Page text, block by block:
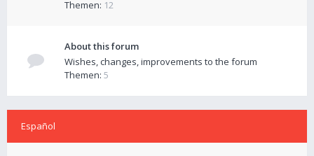
Themen: 12
About this forum
Wishes, changes, improvements to the forum
Themen: 5
Español